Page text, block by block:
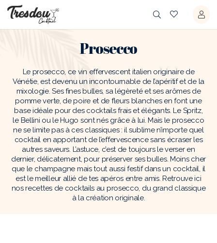
Prosecco
Le prosecco, ce vin effervescent italien originaire de
Vénétie, est devenu un incontournable de l’apéritif et de la
mixologie. Ses fines bulles, sa légèreté et ses arômes de
pomme verte, de poire et de fleurs blanches en font une
base idéale pour des cocktails frais et élégants. Le Spritz,
le Bellini ou le Hugo sont nés grâce à lui. Mais le prosecco
ne se limite pas à ces classiques : il sublime n’importe quel
cocktail en apportant de l’effervescence sans écraser les
autres saveurs. L’astuce, c’est de toujours le verser en
dernier, délicatement, pour préserver ses bulles. Moins cher
que le champagne mais tout aussi festif dans un cocktail, il
est le meilleur allié de tes apéros entre amis. Retrouve ici
nos recettes de cocktails au prosecco, du grand classique
à la création originale.